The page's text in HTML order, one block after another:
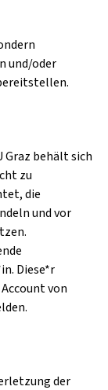
und/oder
behält sich
zu
die
und vor
Diese*r
von
der